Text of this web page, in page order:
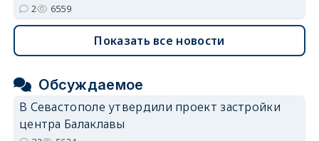
2 6559
Показать все новости
Обсуждаемое
В Севастополе утвердили проект застройки
центра Балаклавы